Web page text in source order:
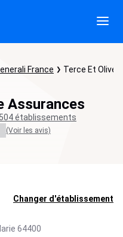
France Terce Et Olive
Assurances
504 établissements
(Voir les avis)
Changer d'établissement
64400